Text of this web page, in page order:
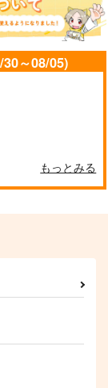
30～08/05)
もっとみる